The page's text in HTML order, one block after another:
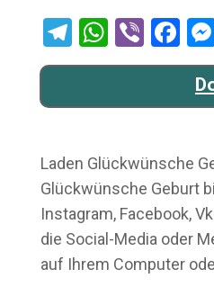
Telegram
Viber
Laden Glückwünsche
Glückwünsche Geburt
Instagram, Facebook,
die Social-Media oder
auf Ihrem Computer